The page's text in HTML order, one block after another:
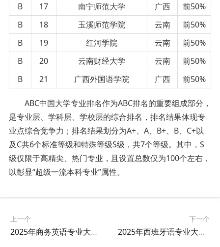
B
17 南宁师范大学 广西
前50%
B
18 玉溪师范学院 云南
前50%
B
19 红河学院 云南
前50%
B
20 云南财经大学 云南
前50%
B
21 广西外国语学院 广西 前50%
ABC中国大学专业排名作为ABC排名的重要组成部分，
是专业层、学科层、学校层的综合排名，排名结果体现专
业点综合竞争力；排名结果划分为A+、A、B+、B、C+以
及C共6个标准等级和特殊等级S级，共7个等级。其中，S
级仅限于高精尖、热门专业，且设置总数仅为100个左右，
以彰显“超级一流本科专业”属性。
上一个
2025年商务英语专业大学排名及评级结果
下一个
2025年西班牙语专业大学排名及评级结果